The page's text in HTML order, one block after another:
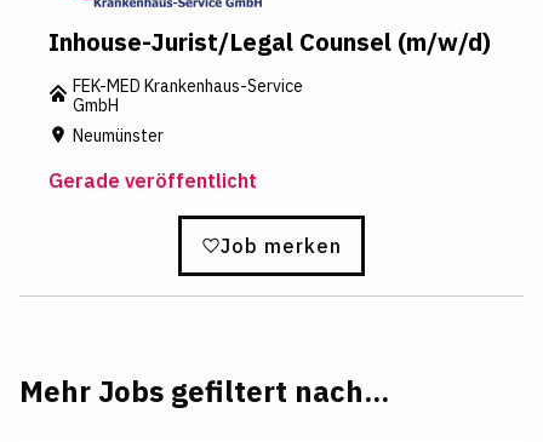
Inhouse-Jurist/Legal Counsel (m/w/d)
FEK-MED Krankenhaus-Service
GmbH
Neumünster
Gerade veröffentlicht
Job merken
Mehr Jobs gefiltert nach...